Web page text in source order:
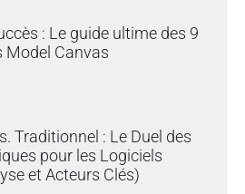
: Le guide ultime des 9
Model Canvas
Traditionnel : Le Duel des
pour les Logiciels
et Acteurs Clés)